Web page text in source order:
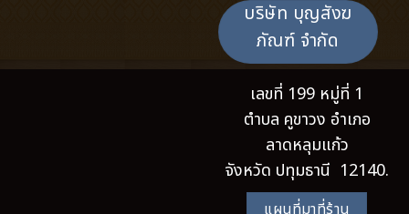
บริษัท บุญสังฆ
ภัณฑ์ จำกัด
เลขที่ 199 หมู่ที่ 1
ตำบล คูขาวง อำเภอ
ลาดหลุมแก้ว
จังหวัด ปทุมธานี 12140.
แผนที่มาที่ร้าน